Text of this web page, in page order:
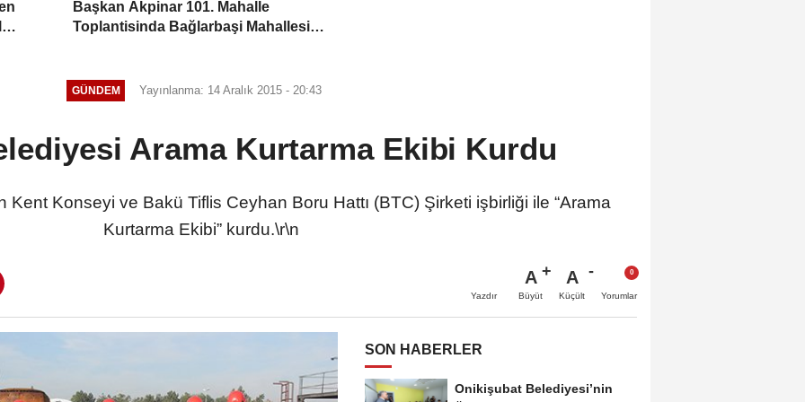
Başkan Akpinar 101. Mahalle
Toplantisinda Bağlarbaşi Mahallesi
GÜNDEM Yayınlanma: 14 Aralık 2015 - 20:43
Arama Kurtarma Ekibi Kurdu
Konseyi ve Bakü Tiflis Ceyhan Boru Hattı (BTC) Şirketi işbirliği ile “Arama
Kurtarma Ekibi” kurdu.\r\n
Yazdır
A
Büyüt
A
Küçült Yorumlar
SON HABERLER
Onikişubat Belediyesi’nin